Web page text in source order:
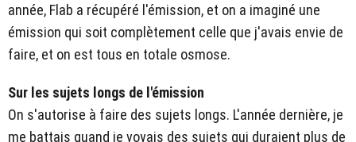
année, Flab a récupéré l'émission, et on a imaginé une
émission qui soit complètement celle que j'avais envie de
faire, et on est tous en totale osmose.
Sur les sujets longs de l'émission
On s'autorise à faire des sujets longs. L'année dernière, je
me battais quand je voyais des sujets qui duraient plus de